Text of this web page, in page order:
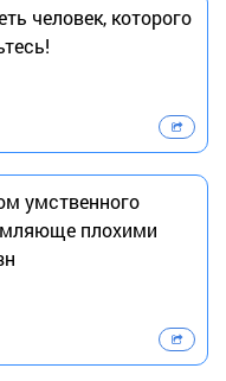
человек, которого
умственного
плохими